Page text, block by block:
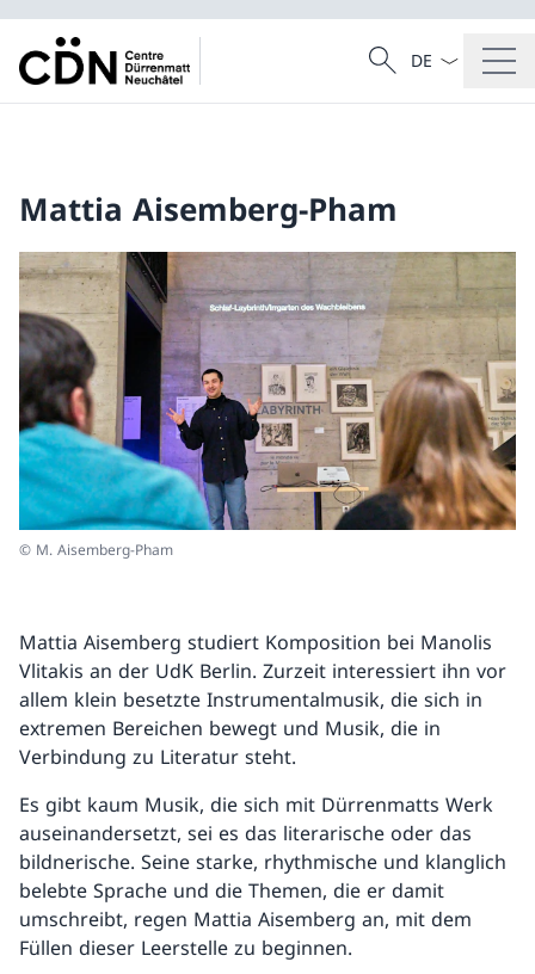
Suche
Suche
Sprach
Mattia Aisemberg-Pham
© M. Aisemberg-Pham
Mattia Aisemberg studiert Komposition bei Manolis
Vlitakis an der UdK Berlin. Zurzeit interessiert ihn vor
allem klein besetzte Instrumentalmusik, die sich in
extremen Bereichen bewegt und Musik, die in
Verbindung zu Literatur steht.
Es gibt kaum Musik, die sich mit Dürrenmatts Werk
auseinandersetzt, sei es das literarische oder das
bildnerische. Seine starke, rhythmische und klanglich
belebte Sprache und die Themen, die er damit
umschreibt, regen Mattia Aisemberg an, mit dem
Füllen dieser Leerstelle zu beginnen.